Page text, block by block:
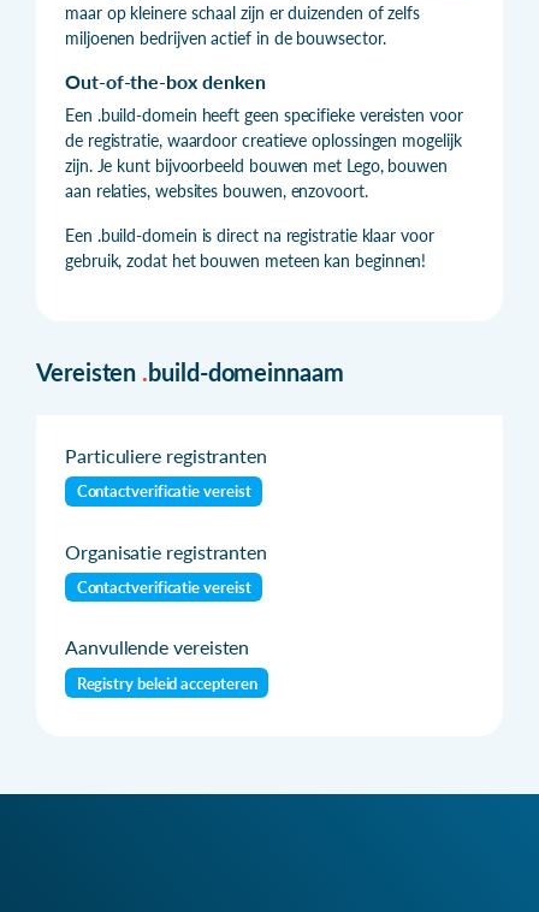
maar op kleinere schaal zijn er duizenden of zelfs
miljoenen bedrijven actief in de bouwsector.
Out-of-the-box denken
Een .build-domein heeft geen specifieke vereisten voor
de registratie, waardoor creatieve oplossingen mogelijk
zijn. Je kunt bijvoorbeeld bouwen met Lego, bouwen
aan relaties, websites bouwen, enzovoort.
Een .build-domein is direct na registratie klaar voor
gebruik, zodat het bouwen meteen kan beginnen!
Vereisten .build-domeinnaam
Particuliere registranten
Contactverificatie vereist
Organisatie registranten
Contactverificatie vereist
Aanvullende vereisten
Registry beleid accepteren